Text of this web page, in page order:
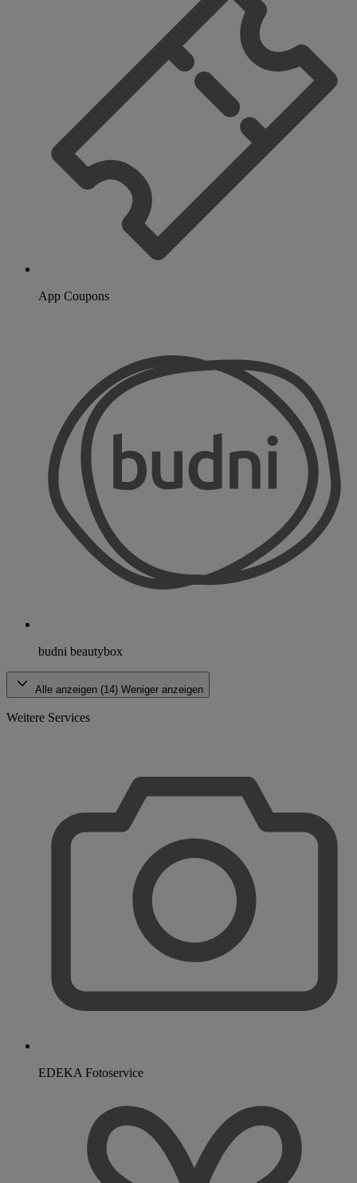
App Coupons
budni beautybox
Alle anzeigen (14) Weniger anzeigen
Weitere Services
EDEKA Fotoservice